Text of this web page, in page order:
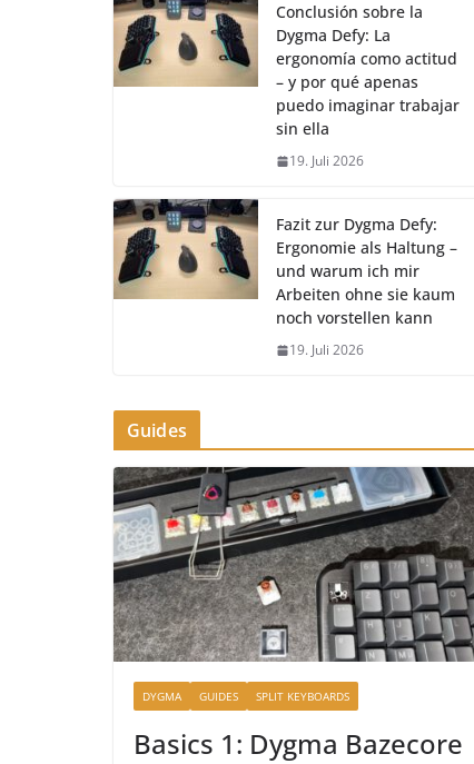
Conclusión sobre la
Dygma Defy: La
ergonomía como actitud
– y por qué apenas
puedo imaginar trabajar
sin ella
19. Juli 2026
Fazit zur Dygma Defy:
Ergonomie als Haltung –
und warum ich mir
Arbeiten ohne sie kaum
noch vorstellen kann
19. Juli 2026
Guides
DYGMA GUIDES SPLIT KEYBOARDS
Basics 1: Dygma Bazecore